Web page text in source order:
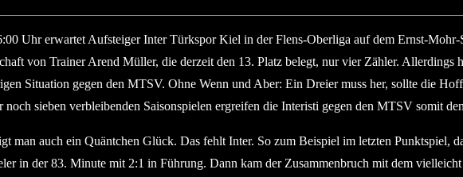
Uhr erwartet Aufsteiger Inter Türkspor Kiel in der Flens-Oberliga auf dem Ernst-
von Trainer Arend Müller, die derzeit den 13. Platz belegt, nur vier Zähler. Allerdings
Situation gegen den MTSV. Ohne Wenn und Aber: Ein Dreier muss her, sollte die
sieben verbleibenden Saisonspielen ergreifen die Interisti gegen den MTSV somit
man auch ein Quäntchen Glück. Das fehlt Inter. So zum Beispiel im letzten Punktspiel,
in der 83. Minute mit 2:1 in Führung. Dann kam der Zusammenbruch mit dem